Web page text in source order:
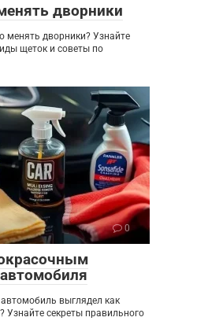
дворники
менять дворники? Узнайте
щеток и советы по
0
выглядел как
Узнайте секреты правильного